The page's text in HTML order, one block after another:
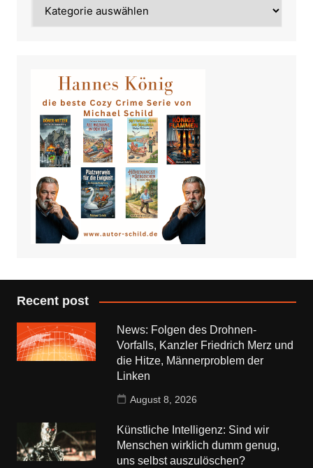
Recent post
News: Folgen des Drohnen-
Vorfalls, Kanzler Friedrich Merz und
die Hitze, Männerproblem der
Linken
August 8, 2026
Künstliche Intelligenz: Sind wir
Menschen wirklich dumm genug,
uns selbst auszulöschen?